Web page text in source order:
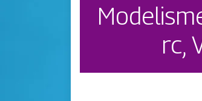
rc,